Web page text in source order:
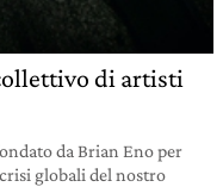
di artisti
da Brian Eno per
globali del nostro